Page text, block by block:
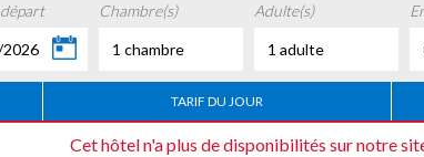
Chambre(s)
1 chambre
Adulte(s)
1 adulte
TARIF DU JOUR
Cet hôtel n'a plus de disponibilités sur notre